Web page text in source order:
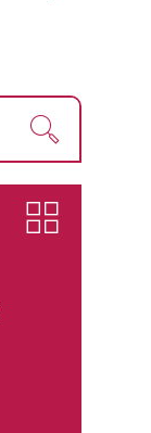
Finden!